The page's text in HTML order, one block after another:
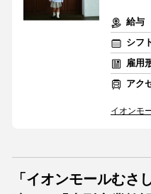
給与
シフ
雇用
アク
イオンモ
「イオンモールむさ